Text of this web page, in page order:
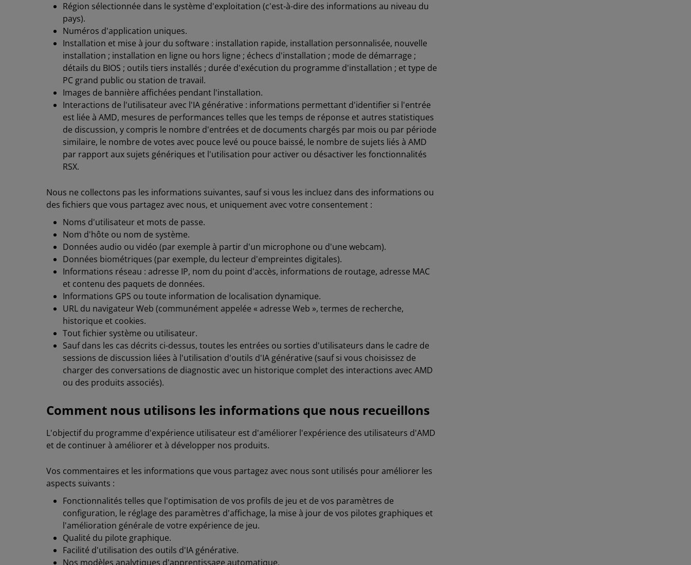
Région sélectionnée dans le système d'exploitation (c'est-à-dire des informations au niveau du
pays).
Numéros d'application uniques.
Installation et mise à jour du software : installation rapide, installation personnalisée, nouvelle
installation ; installation en ligne ou hors ligne ; échecs d'installation ; mode de démarrage ;
détails du BIOS ; outils tiers installés ; durée d'exécution du programme d'installation ; et type de
PC grand public ou station de travail.
Images de bannière affichées pendant l'installation.
Interactions de l'utilisateur avec l'IA générative : informations permettant d'identifier si l'entrée
est liée à AMD, mesures de performances telles que les temps de réponse et autres statistiques
de discussion, y compris le nombre d'entrées et de documents chargés par mois ou par période
similaire, le nombre de votes avec pouce levé ou pouce baissé, le nombre de sujets liés à AMD
par rapport aux sujets génériques et l'utilisation pour activer ou désactiver les fonctionnalités
RSX.
Nous ne collectons pas les informations suivantes, sauf si vous les incluez dans des informations ou
des fichiers que vous partagez avec nous, et uniquement avec votre consentement :
Noms d'utilisateur et mots de passe.
Nom d'hôte ou nom de système.
Données audio ou vidéo (par exemple à partir d'un microphone ou d'une webcam).
Données biométriques (par exemple, du lecteur d'empreintes digitales).
Informations réseau : adresse IP, nom du point d'accès, informations de routage, adresse MAC
et contenu des paquets de données.
Informations GPS ou toute information de localisation dynamique.
URL du navigateur Web (communément appelée « adresse Web », termes de recherche,
historique et cookies.
Tout fichier système ou utilisateur.
Sauf dans les cas décrits ci-dessus, toutes les entrées ou sorties d'utilisateurs dans le cadre de
sessions de discussion liées à l'utilisation d'outils d'IA générative (sauf si vous choisissez de
charger des conversations de diagnostic avec un historique complet des interactions avec AMD
ou des produits associés).
Comment nous utilisons les informations que nous recueillons
L'objectif du programme d'expérience utilisateur est d'améliorer l'expérience des utilisateurs d'AMD
et de continuer à améliorer et à développer nos produits.
Vos commentaires et les informations que vous partagez avec nous sont utilisés pour améliorer les
aspects suivants :
Fonctionnalités telles que l'optimisation de vos profils de jeu et de vos paramètres de
configuration, le réglage des paramètres d'affichage, la mise à jour de vos pilotes graphiques et
l'amélioration générale de votre expérience de jeu.
Qualité du pilote graphique.
Facilité d'utilisation des outils d'IA générative.
Nos modèles analytiques d'apprentissage automatique.